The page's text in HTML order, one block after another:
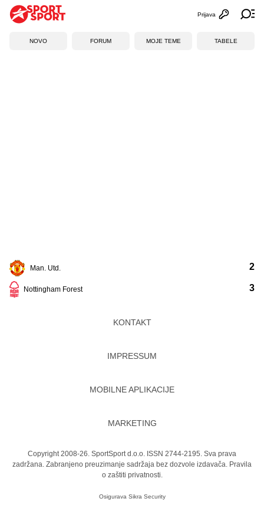
Otvori
Prijava
NOVO FORUM MOJE TEME TABELE
Man. Utd.
Nottingham Forest
2
3
KONTAKT
IMPRESSUM
MOBILNE APLIKACIJE
MARKETING
Copyright 2008-26. SportSport d.o.o. ISSN 2744-2195. Sva prava
zadržana. Zabranjeno preuzimanje sadržaja bez dozvole izdavača. Pravila
o zaštiti privatnosti.
Osigurava Sikra Security